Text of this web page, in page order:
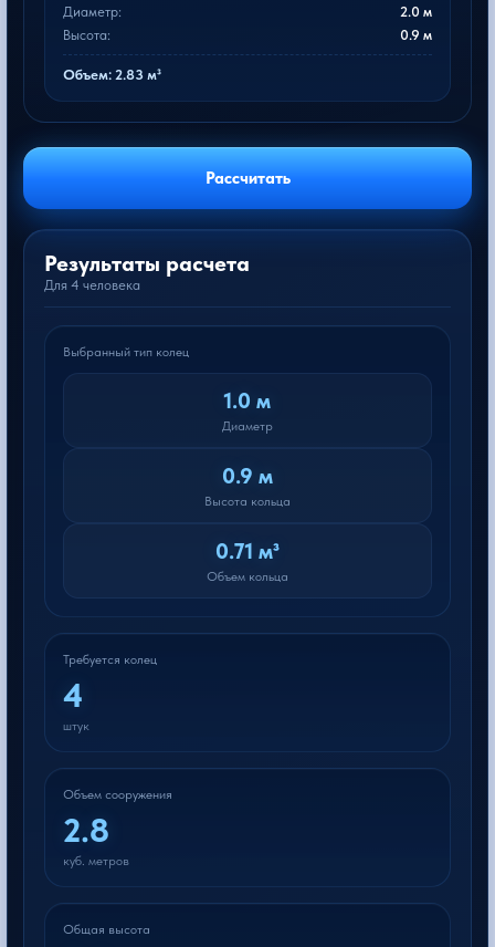
Диаметр:
2.0 м
Высота:
0.9 м
Объем: 2.83 м³
Рассчитать
Результаты расчета
Для 4 человека
Выбранный тип колец
1.0 м
Диаметр
0.9 м
Высота кольца
0.71 м³
Объем кольца
Требуется колец
4
штук
Объем сооружения
2.8
куб. метров
Общая высота